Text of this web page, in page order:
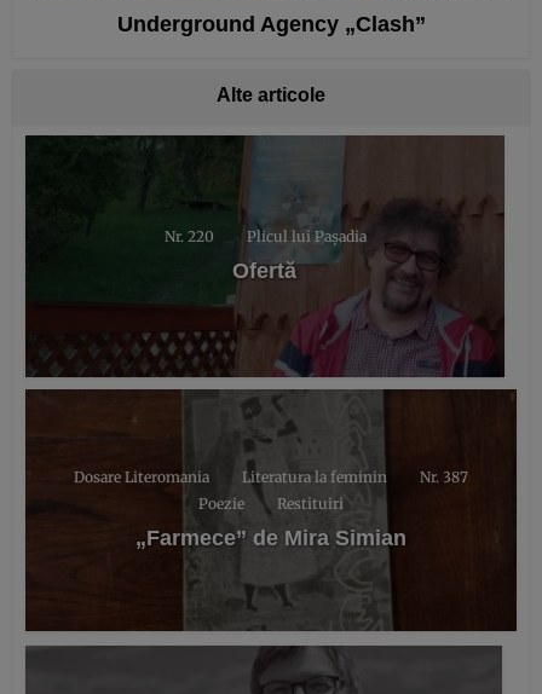
Underground Agency „Clash”
Alte articole
Nr. 220 Plicul lui Pașadia
Ofertă
Dosare Literomania Literatura la feminin
Nr. 387
Poezie
Restituiri
„Farmece” de Mira Simian